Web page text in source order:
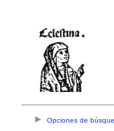
Opciones de